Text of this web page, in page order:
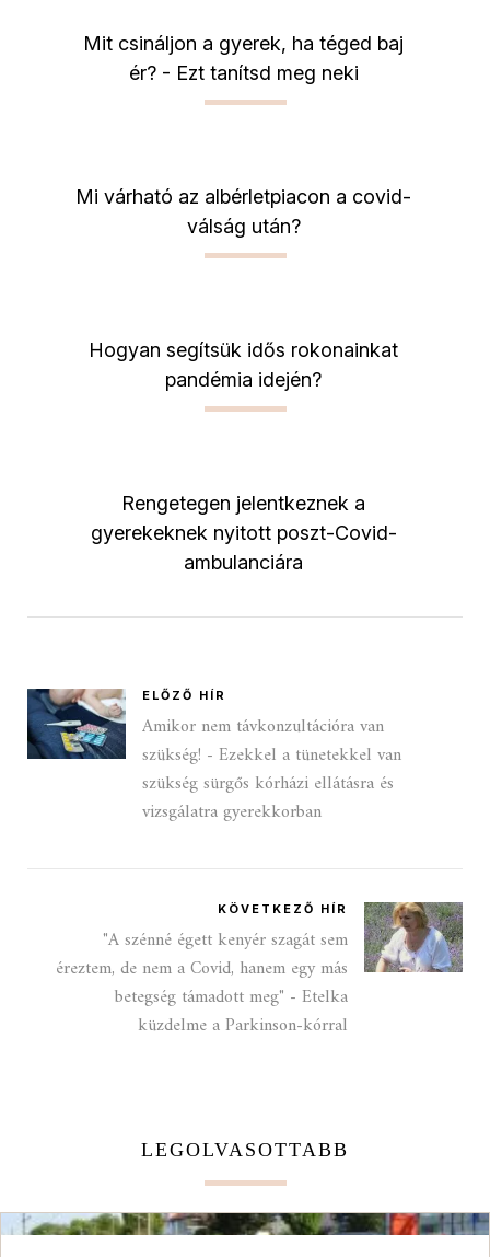
Mit csináljon a gyerek, ha téged baj
ér? - Ezt tanítsd meg neki
Mi várható az albérletpiacon a covid-
válság után?
Hogyan segítsük idős rokonainkat
pandémia idején?
Rengetegen jelentkeznek a
gyerekeknek nyitott poszt-Covid-
ambulanciára
ELŐZŐ HÍR
Amikor nem távkonzultációra van
szükség! - Ezekkel a tünetekkel van
szükség sürgős kórházi ellátásra és
vizsgálatra gyerekkorban
KÖVETKEZŐ HÍR
"A szénné égett kenyér szagát sem
éreztem, de nem a Covid, hanem egy más
betegség támadott meg" - Etelka
küzdelme a Parkinson-kórral
LEGOLVASOTTABB